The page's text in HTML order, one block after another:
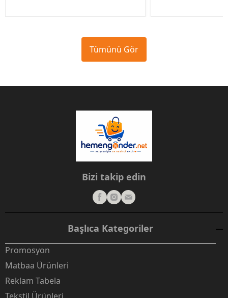
Tümünü Gör
Bizi takip edin
Başlıca Kategoriler
Promosyon
Matbaa Ürünleri
Reklam Tabela